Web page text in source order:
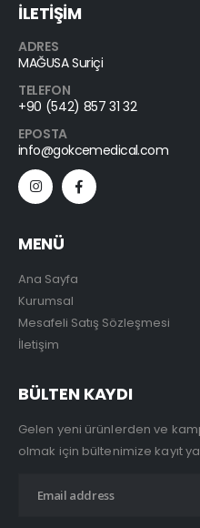
İLETİŞİM
ADRES
MAĞUSA Suriçi
TELEFON
+90 (542) 857 31 32
EPOSTA
info@gokcemedical.com
MENÜ
Ana Sayfa
Kurumsal
Mesafeli Satış Sözleşmesi
İletişim
BÜLTEN KAYDI
Gelen yeni ürünlerden ve
olmak için bültenimize kayıt